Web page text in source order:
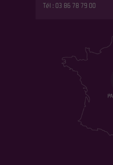
Tél : 03 86 78 79 00